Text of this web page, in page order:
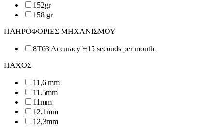
152gr
158 gr
ΠΛΗΡΟΦΟΡΙΕΣ ΜΗΧΑΝΙΣΜΟΥ
8T63 Accuracy¨±15 seconds per month.
ΠΑΧΟΣ
11,6 mm
11.5mm
11mm
12,1mm
12,3mm